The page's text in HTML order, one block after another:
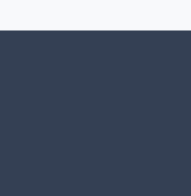
）、超靈便型
，因為運費水平主要取
，而非金融衍生品交
缺時，BDI 指數走高；